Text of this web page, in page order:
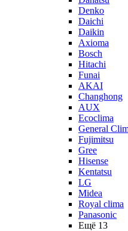
Denko
Daichi
Daikin
Axioma
Bosch
Hitachi
Funai
AKAI
Changhong
AUX
Ecoclima
General
Fujimitsu
Gree
Hisense
Kentatsu
LG
Midea
Royal clima
Panasonic
Ещё 13